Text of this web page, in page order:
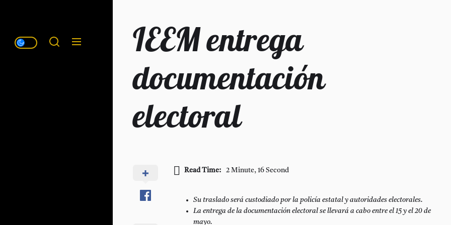
IEEM entrega
documentación
electoral
Read Time: 2 Minute, 16 Second
Su traslado será custodiado por la policía estatal y autoridades electorales.
La entrega de la documentación electoral se llevará a cabo entre el 15 y el 20 de
mayo.